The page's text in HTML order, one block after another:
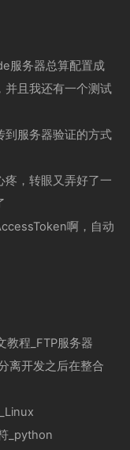
服务器总算配置成
并且我还有一个测试
到服务器验证的方式
疼，转眼又弄好了一
啊，自动
教程_FTP服务器
离开发之后在整合
_python